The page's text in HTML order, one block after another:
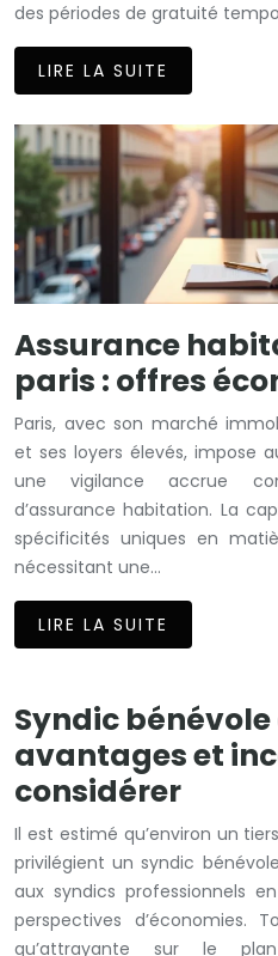
des périodes de gratuité
LIRE LA SUITE
Assurance
paris : offres
Paris, avec son marché
et ses loyers élevés, impose
une vigilance accrue
d’assurance habitation. La
spécificités uniques en
nécessitant une…
LIRE LA SUITE
Syndic
avantages et
considérer
Il est estimé qu’environ un
privilégient un syndic
aux syndics professionnels
perspectives d’économies.
qu’attrayante sur le